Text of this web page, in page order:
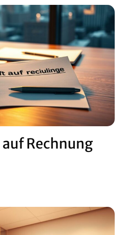
Rechnung